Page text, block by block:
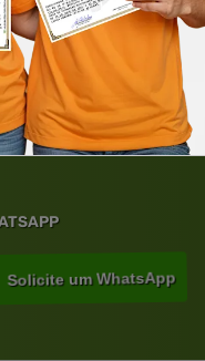
MATRICULAR AGORA
Solicite um WhatsApp